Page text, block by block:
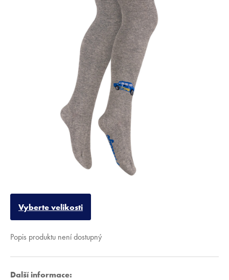
Vyberte velikosti
Popis produktu není dostupný
Další informace: